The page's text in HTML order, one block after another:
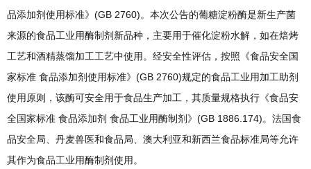
品添加剂使用标准》(GB 2760)。本次公告的葡糖淀粉酶是新生产菌
来源的食品工业用酶制剂新品种，主要用于催化淀粉水解，如在焙烤
工艺和酒精蒸馏加工工艺中使用。经安全性评估，按照《食品安全国
家标准 食品添加剂使用标准》(GB 2760)规定的食品工业用加工助剂
使用原则，该酶可安全用于食品生产加工，其质量规格执行《食品安
全国家标准 食品添加剂 食品工业用酶制剂》(GB 1886.174)。法国食
品安全局、丹麦兽医和食品局、澳大利亚和新西兰食品标准局等允许
其作为食品工业用酶制剂使用。